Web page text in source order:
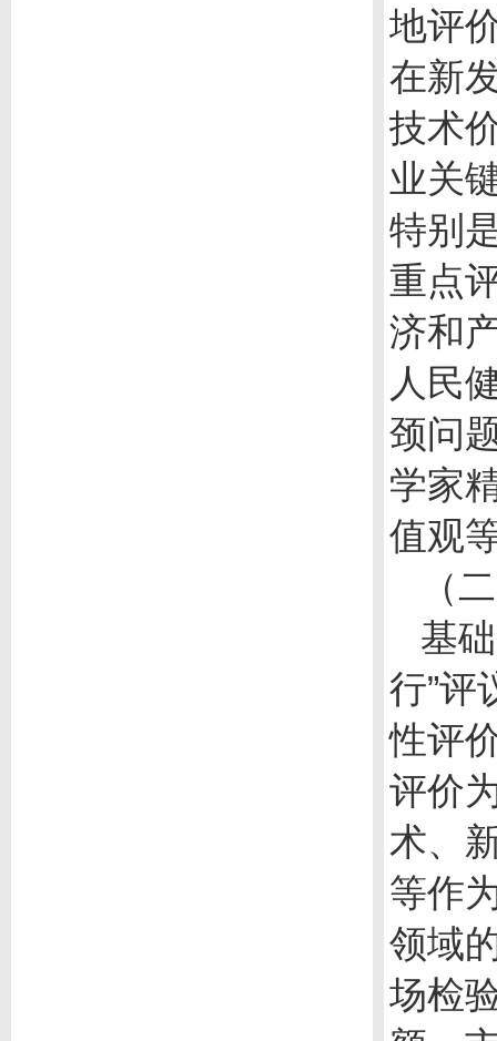
地评
在新
技术
业关
特别
重点
济和
人民
颈问
学家
值观
（
基
行”评
性评
评价
术、
等作
领域
场检